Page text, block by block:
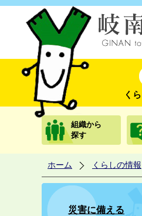
く
組織から
探す
ホーム くらしの情報
災害に備える